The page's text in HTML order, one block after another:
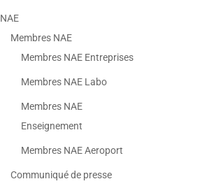
NAE
Membres NAE
Membres NAE Entreprises
Membres NAE Labo
Membres NAE
Enseignement
Membres NAE Aeroport
Communiqué de presse